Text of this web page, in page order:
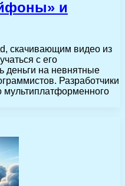
и
скачивающим видео из
с его
деньги на невнятные
Разработчики
мультиплатформенного